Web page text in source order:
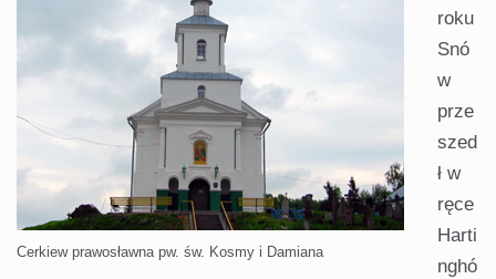
Cerkiew prawosławna pw. św. Kosmy i Damiana
roku
Snó
w
prze
szed
ł w
ręce
Harti
nghó